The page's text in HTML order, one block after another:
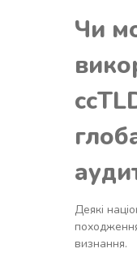
Чи
Деякі
визнання.